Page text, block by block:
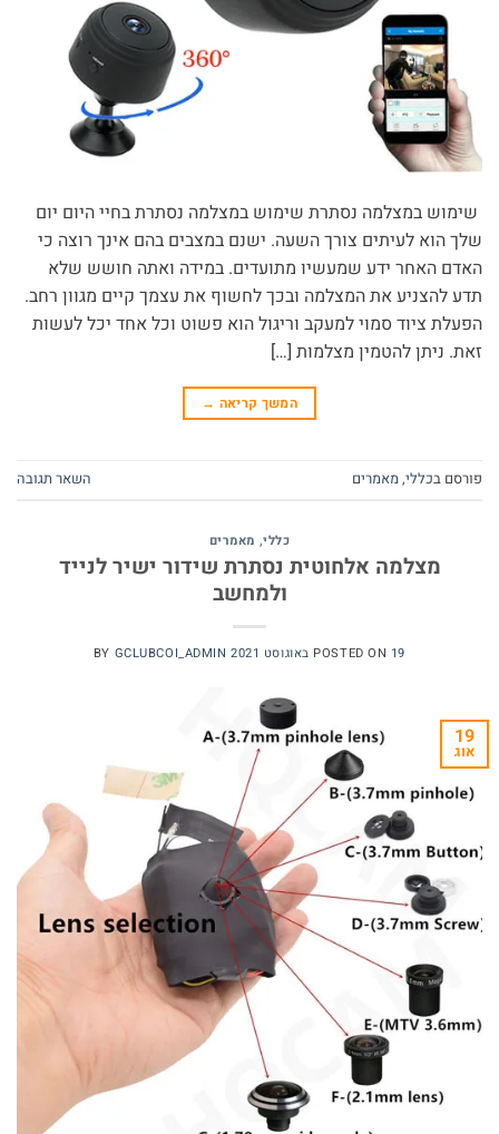
שימוש במצלמה נסתרת שימוש במצלמה נסתרת בחיי היום יום
שלך הוא לעיתים צורך השעה. ישנם במצבים בהם אינך רוצה כי
האדם האחר ידע שמעשיו מתועדים. במידה ואתה חושש שלא
תדע להצניע את המצלמה ובכך לחשוף את עצמך קיים מגוון רחב.
הפעלת ציוד סמוי למעקב וריגול הוא פשוט וכל אחד יכל לעשות
זאת. ניתן להטמין מצלמות […]
המשך קריאה →
פורסם בכללי,מאמרים השאר תגובה
כללי, מאמרים
מצלמה אלחוטית נסתרת שידור ישיר לנייד
ולמחשב
POSTED ON 19 באוגוסט 2021 BY GCLUBCOI_ADMIN
19
אוג